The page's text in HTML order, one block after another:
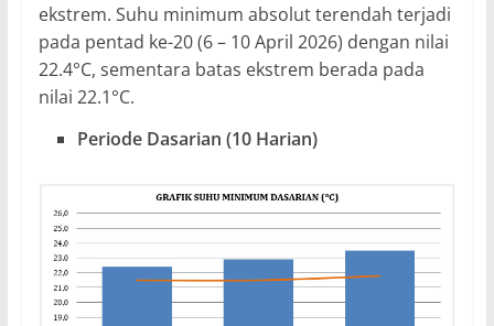
ekstrem. Suhu minimum absolut terendah terjadi
pada pentad ke-20 (6 – 10 April 2026) dengan nilai
22.4°C, sementara batas ekstrem berada pada
nilai 22.1°C.
Periode Dasarian (10 Harian)